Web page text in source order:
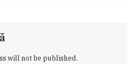
will not be published.